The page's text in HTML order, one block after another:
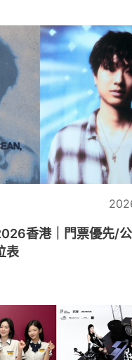
香港｜門票優先/
表